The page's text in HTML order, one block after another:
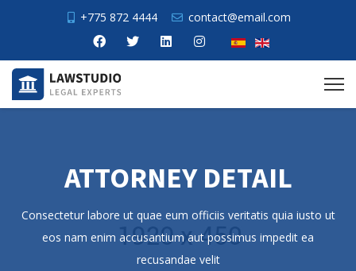
+775 872 4444 contact@email.com
ATTORNEY DETAIL
Consectetur labore ut quae eum officiis veritatis quia iusto ut
eos nam enim accusantium aut possimus impedit ea
recusandae velit